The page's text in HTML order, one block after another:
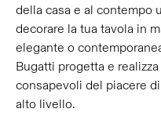
della casa e al contempo
decorare la tua tavola in
elegante o
Bugatti progetta e
consapevoli del piacere
alto livello.